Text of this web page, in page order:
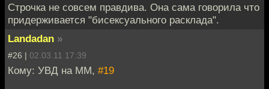
Строчка не совсем правдива. Она сама говорила что
придерживается "бисексуального расклада".
Landadan »
#26 | 02.03.11 17:39
Кому: УВД на ММ, #19